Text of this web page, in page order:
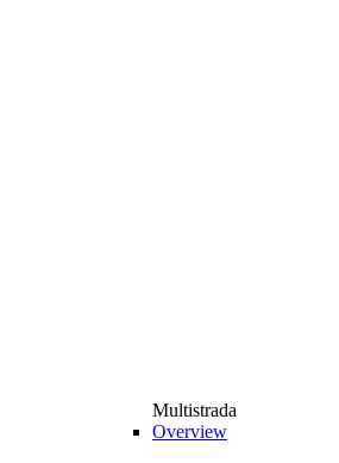
Multistrada
Overview